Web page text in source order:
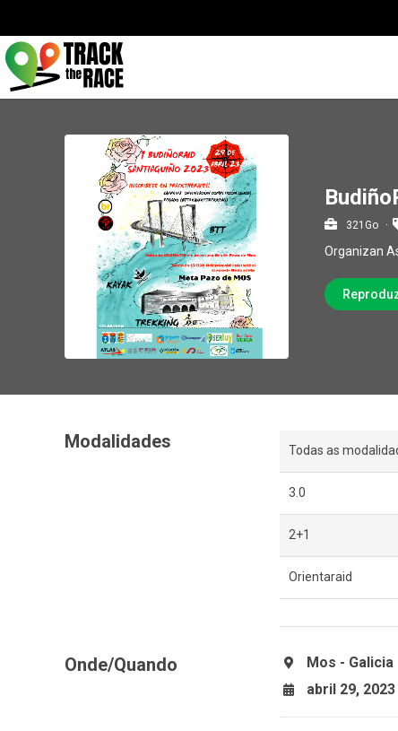
321Go
Organizan
Modalidades Todas as
3.0
2+1
Orientaraid
Onde/Quando
Mos - Galicia
abril 29,